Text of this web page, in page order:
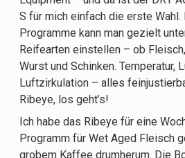
S für mich einfach die erste Wahl.
Programme kann man gezielt
Reifearten einstellen – ob
Wurst und Schinken. Temperatur,
Luftzirkulation – alles
Ribeye, los geht’s!
Ich habe das Ribeye für eine
Programm für Wet Aged Fleisch
grobem Kaffee drumherum. Die